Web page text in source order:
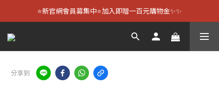
⭐新官網會員募集中⭐加入即贈一百元購物金✨✨
分享到